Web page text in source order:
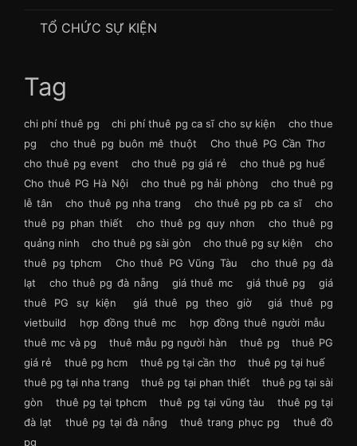
TỔ CHỨC SỰ KIỆN
Tag
chi phí thuê pg chi phí thuê pg ca sĩ cho sự kiện
cho thue
pg
cho thuê pg buôn mê thuột
Cho thuê PG Cần Thơ
cho thuê pg event
cho thuê pg giá rẻ
cho thuê pg huế
Cho thuê PG Hà Nội
cho thuê pg hải phòng
cho thuê pg
lễ tân
cho thuê pg nha trang cho thuê pg pb ca sĩ
cho
thuê pg phan thiết
cho thuê pg quy nhơn
cho thuê pg
quảng ninh
cho thuê pg sài gòn cho thuê pg sự kiện
cho
thuê pg tphcm
Cho thuê PG Vũng Tàu
cho thuê pg đà
lạt
cho thuê pg đà nẵng giá thuê mc giá thuê pg
giá
thuê PG sự kiện
giá thuê pg theo giờ
giá thuê pg
vietbuild
hợp đồng thuê mc
hợp đồng thuê người mẫu
thuê mc và pg
thuê mẫu pg người hàn thuê pg
thuê PG
giá rẻ
thuê pg hcm thuê pg tại cần thơ
thuê pg tại huế
thuê pg tại nha trang
thuê pg tại phan thiết
thuê pg tại sài
gòn
thuê pg tại tphcm thuê pg tại vũng tàu
thuê pg tại
đà lạt
thuê pg tại đà nẵng thuê trang phục pg
thuê đồ
pg